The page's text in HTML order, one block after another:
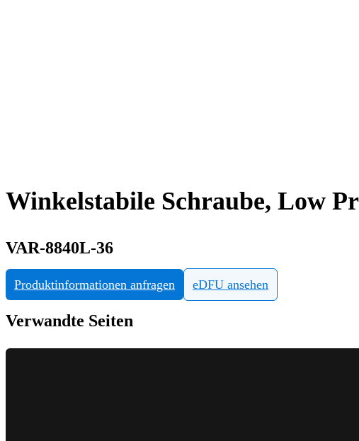
Winkelstabile Schraube, Low
VAR-8840L-36
Produktinformationen anfragen eDFU ansehen
Verwandte Seiten